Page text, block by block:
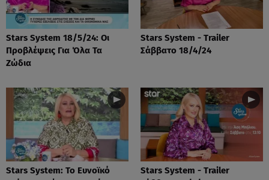
Stars System 18/5/24: Οι
Προβλέψεις Για Όλα Τα
Ζώδια
Stars System - Trailer
Σάββατο 18/4/24
Stars System: Το Ευνοϊκό
Stars System - Trailer